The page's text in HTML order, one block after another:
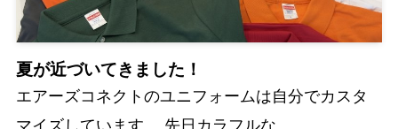
夏が近づいてきました！
エアーズコネクトのユニフォームは自分でカスタ